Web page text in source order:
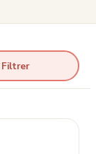
Filtrer